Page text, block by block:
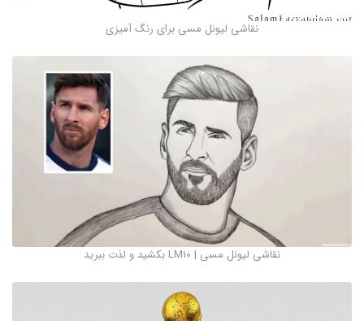
نقاشی لیونل مسی برای رنگ آمیزی
نقاشی لیونل مسی | LM10 بکشید و لذت ببرید